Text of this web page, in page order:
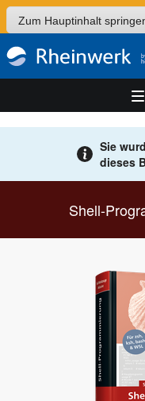
Zum Hauptinhalt
Sommer-Aktion:
Sie
dieses
Shell-